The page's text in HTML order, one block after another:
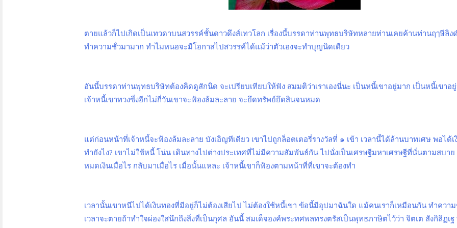
ตายแล้วก็ไปเกิดเป็นเทวดาบนสวรรค์ชั้นดาวดึงส์เทวโลก เรื่องนี้บรรดาท่านพุทธบริษัทหลายท่านเคยค้านท่านฤๅษีลิง
ทำความชั่วมามาก ทำไมหนอจะมีโอกาสไปสวรรค์ได้แม้ว่าตัวเองจะทำบุญนิดเดียว
อันนี้บรรดาท่านพุทธบริษัทต้องคิดดูสักนิด จะเปรียบเทียบให้ฟัง สมมติว่าเราเองนี่นะ เป็นหนี้เขาอยู่มาก เป็นหนี้เขาอ
เจ้าหนี้เขาทวงซึ่งอีกไม่กี่วันเขาจะฟ้องล้มละลาย จะยึดทรัพย์ยึดสินจนหมด
แต่ก่อนหน้าที่เจ้าหนี้จะฟ้องล้มละลาย บังเอิญทีเดียว เขาไปถูกล็อตเตอรี่รางวัลที่ ๑ เข้า เวลานี้ได้ล้านบาทเศษ พอได้
ทำยังไง? เขาไม่ใช้หนี้ โน่น เดินทางไปต่างประเทศที่ไม่มีความสัมพันธ์กัน ไปนั่งเป็นเศรษฐีมหาเศรษฐีที่นั่นตามสบา
หมดเงินเมื่อไร กลับมาเมื่อไร เมื่อนั้นแหละ เจ้าหนี้เขาก็ฟ้องตามหน้าที่ที่เขาจะต้องทำ
เวลานั้นเขาหนีไปได้เงินทองที่มีอยู่ก็ไม่ต้องเสียไป ไม่ต้องใช้หนี้เขา ข้อนี้มีอุปมาฉันใด แม้คนเราก็เหมือนกัน ทำควา
เวลาจะตายถ้าทำใจผ่องใสนึกถึงสิ่งที่เป็นกุศล อันนี้ สมเด็จองค์พระทศพลทรงตรัสเป็นพุทธภาษิตไว้ว่า จิตเต สังกิลิฏเ